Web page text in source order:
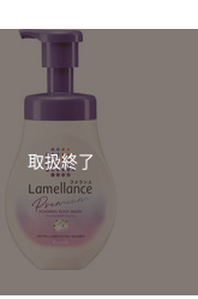
取扱終了